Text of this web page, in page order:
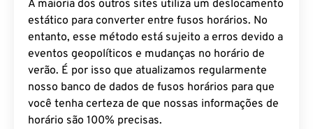
A maioria dos outros sites utiliza um deslocamento
estático para converter entre fusos horários. No
entanto, esse método está sujeito a erros devido a
eventos geopolíticos e mudanças no horário de
verão. É por isso que atualizamos regularmente
nosso banco de dados de fusos horários para que
você tenha certeza de que nossas informações de
horário são 100% precisas.